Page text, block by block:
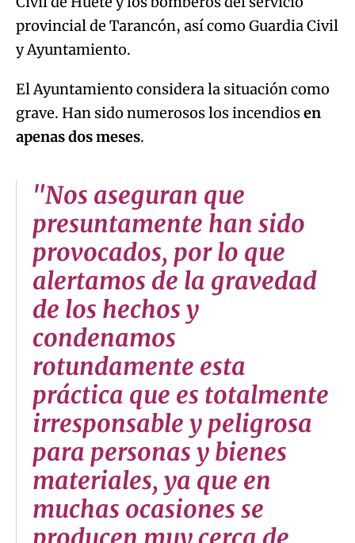
provincial de Tarancón, así como Guardia Civil
y Ayuntamiento.
El Ayuntamiento considera la situación como
grave. Han sido numerosos los incendiosen
apenas dos meses.
"Nos aseguran que
presuntamente han sido
provocados, por lo que
alertamos de la gravedad
de los hechos y
condenamos
rotundamente esta
práctica que es totalmente
irresponsable y peligrosa
para personas y bienes
materiales, ya que en
muchas ocasiones se